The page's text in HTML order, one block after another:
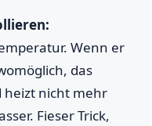
Wenn er
das
heizt nicht mehr
Fieser Trick,